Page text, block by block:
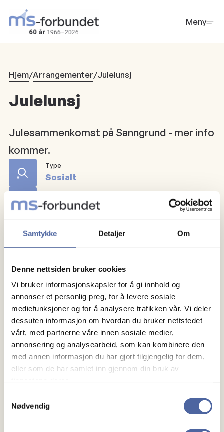
Samtykke Detaljer Om
Denne nettsiden bruker cookies
Vi bruker informasjonskapsler for å gi innhold og
annonser et personlig preg, for å levere sosiale
mediefunksjoner og for å analysere trafikken vår. Vi deler
dessuten informasjon om hvordan du bruker nettstedet
vårt, med partnerne våre innen sosiale medier,
annonsering og analysearbeid, som kan kombinere den
med annen informasjon du har gjort tilgjengelig for dem,
eller som de har samlet inn gjennom din bruk av
Nødvendig
hovedinnhold
Meny
Hjem/Arrangementer/Julelunsj
Julelunsj
Julesammenkomst på Sanngrund - mer info
kommer.
Type
Sosialt
Dato
07.12.2024kl.
Om MS
Om MS
Ny med MS